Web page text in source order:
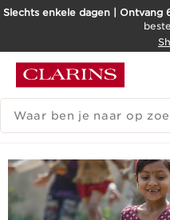
DOORGAAN NAAR INHOUD
Slechts enkele dagen | Ontvang
ZOEKGESCHIEDENIS